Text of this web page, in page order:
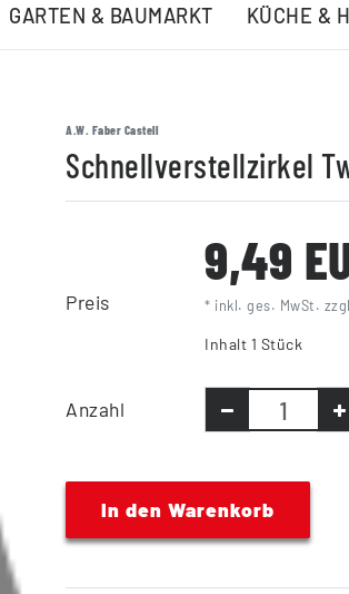
GARTEN & BAUMARKT KÜCHE &
A.W. Faber Castell
Schnellverstellzirkel
Preis
9,49
* inkl. ges. MwSt.
Inhalt 1 Stück
Anzahl
In den Warenkorb